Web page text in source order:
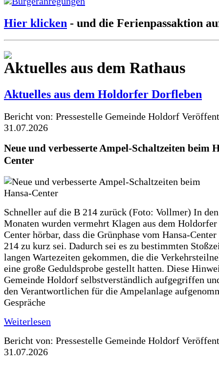
Hier klicken - und die Ferienpassaktion
Aktuelles aus dem Rathaus
Aktuelles aus dem Holdorfer Dorfleben
Bericht von: Pressestelle Gemeinde Holdorf
31.07.2026
Neue und verbesserte Ampel-Schaltzeiten beim
Center
Schneller auf die B 214 zurück (Foto: Vollmer) In
Monaten wurden vermehrt Klagen aus dem Holdorfer
Center hörbar, dass die Grünphase vom Hansa-
214 zu kurz sei. Dadurch sei es zu bestimmten
langen Wartezeiten gekommen, die die
eine große Geduldsprobe gestellt hatten. Diese
Gemeinde Holdorf selbstverständlich aufgegriffen
den Verantwortlichen für die Ampelanlage
Gespräche
Weiterlesen
Bericht von: Pressestelle Gemeinde Holdorf
31.07.2026